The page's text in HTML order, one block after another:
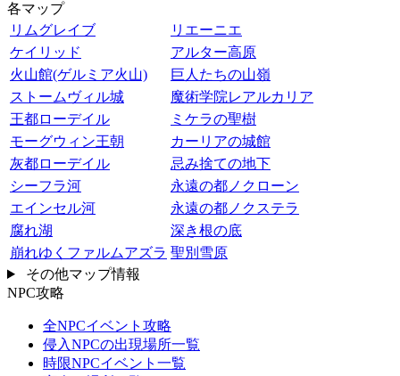
各マップ
リムグレイブ
リエーニエ
ケイリッド
アルター高原
火山館(ゲルミア火山)
巨人たちの山嶺
ストームヴィル城
魔術学院レアルカリア
王都ローデイル
ミケラの聖樹
モーグウィン王朝
カーリアの城館
灰都ローデイル
忌み捨ての地下
シーフラ河
永遠の都ノクローン
エインセル河
永遠の都ノクステラ
腐れ湖
深き根の底
崩れゆくファルムアズラ 聖別雪原
その他マップ情報
NPC攻略
全NPCイベント攻略
侵入NPCの出現場所一覧
時限NPCイベント一覧